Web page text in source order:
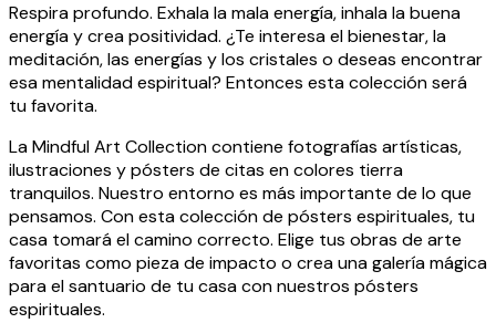
Respira profundo. Exhala la mala energía, inhala la buena
energía y crea positividad. ¿Te interesa el bienestar, la
meditación, las energías y los cristales o deseas encontrar
esa mentalidad espiritual? Entonces esta colección será
tu favorita.
La Mindful Art Collection contiene fotografías artísticas,
ilustraciones y pósters de citas en colores tierra
tranquilos. Nuestro entorno es más importante de lo que
pensamos. Con esta colección de pósters espirituales, tu
casa tomará el camino correcto. Elige tus obras de arte
favoritas como pieza de impacto o crea una galería mágica
para el santuario de tu casa con nuestros pósters
espirituales.